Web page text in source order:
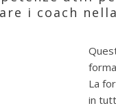
i coach
La
in